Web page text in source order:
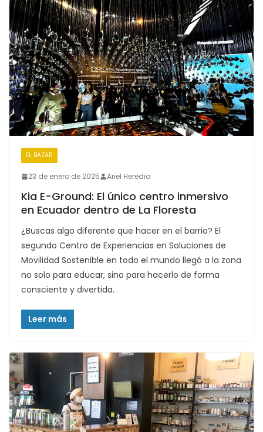
EL BAZAR
23 de enero de 2025 Ariel Heredia
Kia E-Ground: El único centro inmersivo
en Ecuador dentro de La Floresta
¿Buscas algo diferente que hacer en el barrio? El
segundo Centro de Experiencias en Soluciones de
Movilidad Sostenible en todo el mundo llegó a la zona
no solo para educar, sino para hacerlo de forma
consciente y divertida.
Leer más